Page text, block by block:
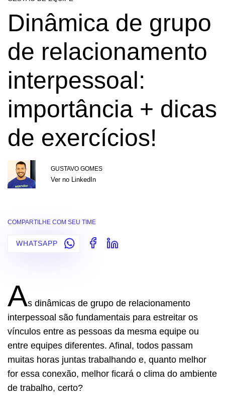
Dinâmica de grupo
de relacionamento
interpessoal:
importância + dicas
de exercícios!
GUSTAVO GOMES
Ver no LinkedIn
COMPARTILHE COM SEU TIME
WHATSAPP
As dinâmicas de grupo de relacionamento
interpessoal são fundamentais para estreitar os
vínculos entre as pessoas da mesma equipe ou
entre equipes diferentes. Afinal, todos passam
muitas horas juntas trabalhando e, quanto melhor
for essa conexão, melhor ficará o clima do ambiente
de trabalho, certo?